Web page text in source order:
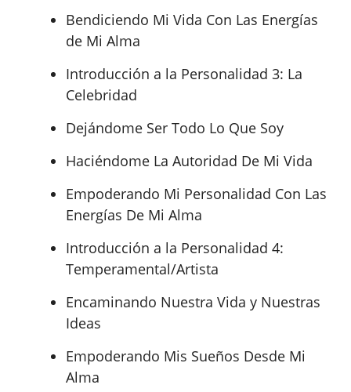
Bendiciendo Mi Vida Con Las Energías
de Mi Alma
Introducción a la Personalidad 3: La
Celebridad
Dejándome Ser Todo Lo Que Soy
Haciéndome La Autoridad De Mi Vida
Empoderando Mi Personalidad Con Las
Energías De Mi Alma
Introducción a la Personalidad 4:
Temperamental/Artista
Encaminando Nuestra Vida y Nuestras
Ideas
Empoderando Mis Sueños Desde Mi
Alma